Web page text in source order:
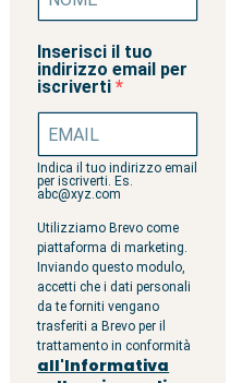
Inserisci il tuo
indirizzo email per
iscriverti
Indica il tuo indirizzo email
per iscriverti. Es.
abc@xyz.com
Utilizziamo Brevo come
piattaforma di marketing.
Inviando questo modulo,
accetti che i dati personali
da te forniti vengano
trasferiti a Brevo per il
trattamento in conformità
all'Informativa